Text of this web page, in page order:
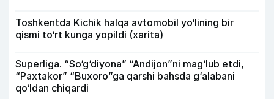
Toshkentda Kichik halqa avtomobil yo‘lining bir
qismi to‘rt kunga yopildi (xarita)
Superliga. “So‘g‘diyona” “Andijon”ni mag‘lub etdi,
“Paxtakor” “Buxoro”ga qarshi bahsda g‘alabani
qo‘ldan chiqardi